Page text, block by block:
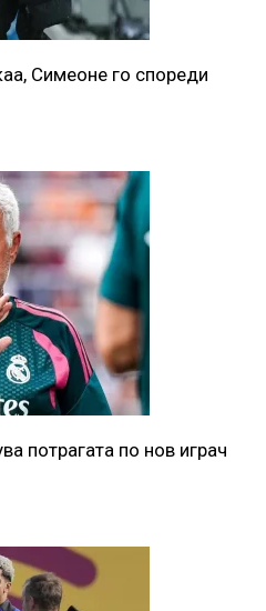
Симеоне го спореди
потрагата по нов играч